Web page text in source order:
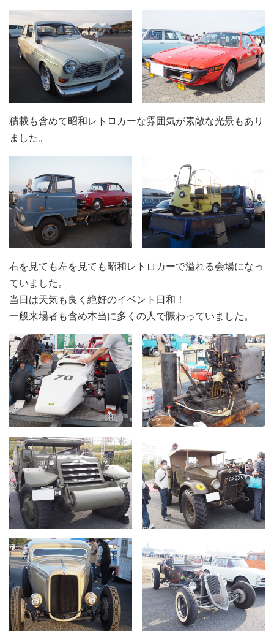
積載も含めて昭和レトロカーな雰囲気が素敵な光景もあり
ました。
右を見ても左を見ても昭和レトロカーで溢れる会場になっ
ていました。
当日は天気も良く絶好のイベント日和！
一般来場者も含め本当に多くの人で賑わっていました。